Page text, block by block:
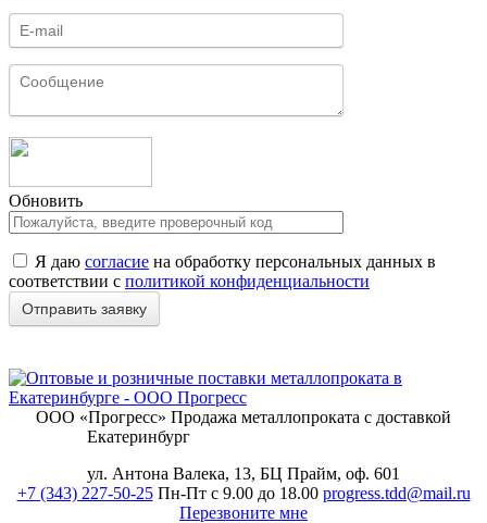
Обновить
Я даю согласие на обработку персональных данных в
соответствии с политикой конфиденциальности
ООО «Прогресс» Продажа металлопроката с доставкой
Екатеринбург
ул. Антона Валека, 13, БЦ Прайм, оф. 601
+7 (343) 227-50-25 Пн-Пт с 9.00 до 18.00 progress.tdd@mail.ru
Перезвоните мне